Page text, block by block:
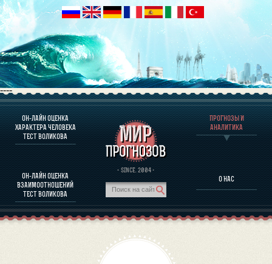
----
ОН-ЛАЙН ОЦЕНКА
ХАРАКТЕРА ЧЕЛОВЕКА
ТЕСТ ВОЛИКОВА
ОН-ЛАЙН ОЦЕНКА
ВЗАИМООТНОШЕНИЙ
ТЕСТ ВОЛИКОВА
· SINCE. 2004 ·
ПРОГНОЗЫ И
АНАЛИТИКА
О НАС
О ПРОГРАММЕ
ОЦЕНКА ХАРАКТЕРA ЧЕЛОВЕКА
ОЦЕНКА ХАРАКТЕРА ВЫДАЮЩИХСЯ ЛИЧНОСТЕЙ
О ПРОГРАММЕ
ПРОГНОЗЫ И АНАЛИТИКА